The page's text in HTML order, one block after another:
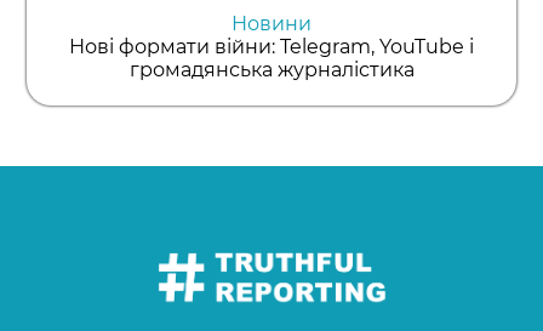
Новини
Нові формати війни: Telegram, YouTube і
громадянська журналістика